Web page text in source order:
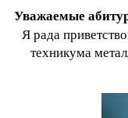
Уважаемые
Я рада
техникума